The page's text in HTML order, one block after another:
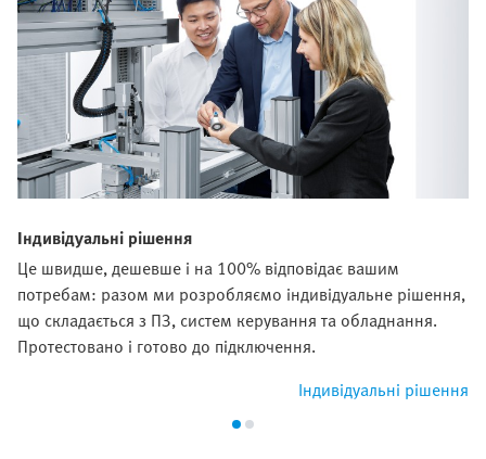
Індивідуальні рішення
Це швидше, дешевше і на 100% відповідає вашим
потребам: разом ми розробляємо індивідуальне рішення,
що складається з ПЗ, систем керування та обладнання.
Протестовано і готово до підключення.
Індивідуальні рішення